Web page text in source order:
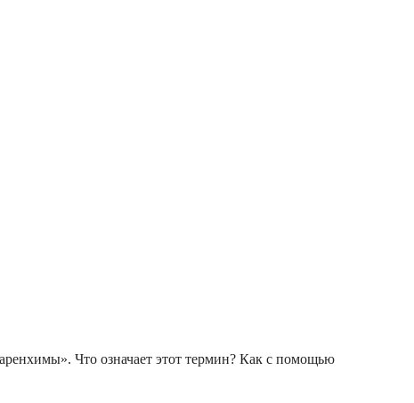
Что означает этот термин? Как с помощью